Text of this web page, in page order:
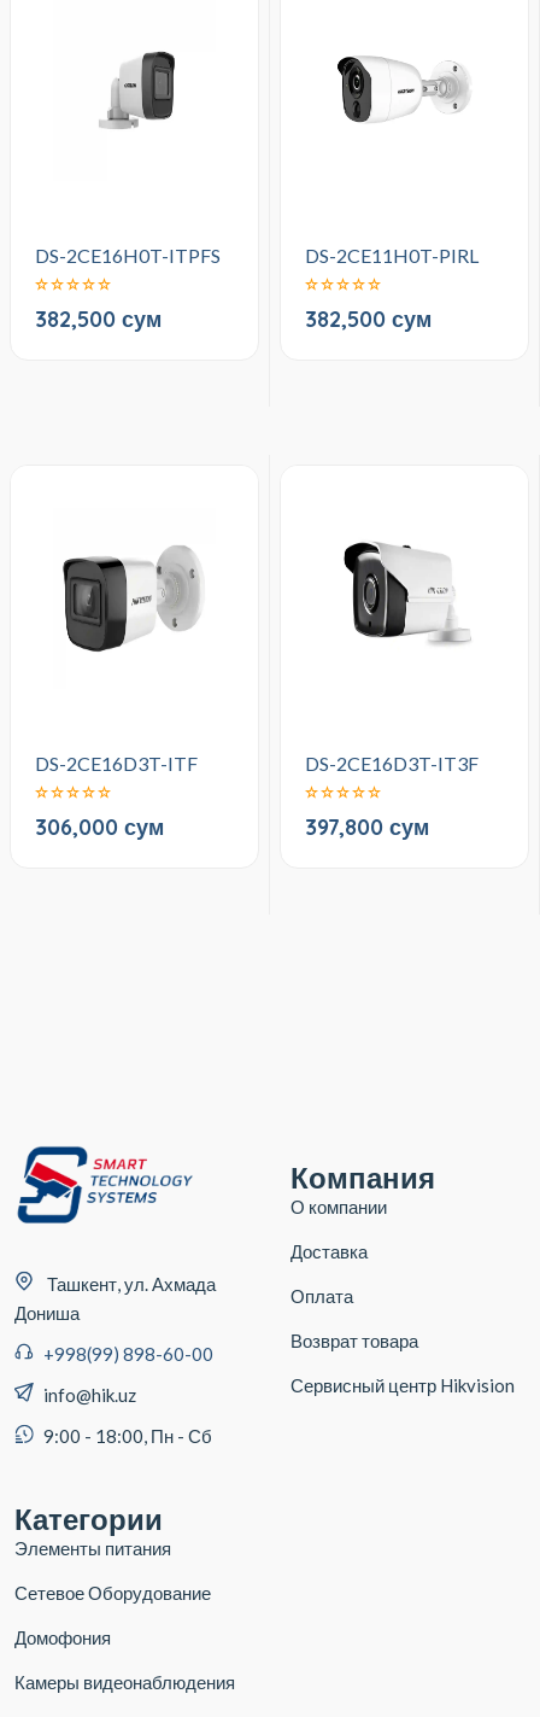
DS-2CE16H0T-ITPFS
382,500 сум
DS-2CE11H0T-PIRL
382,500 сум
DS-2CE16D3T-ITF
306,000 сум
DS-2CE16D3T-IT3F
397,800 сум
Ташкент, ул. Ахмада
Дониша
+998(99) 898-60-00
info@hik.uz
9:00 - 18:00, Пн - Сб
Компания
О компании
Доставка
Оплата
Возврат товара
Сервисный центр Hikvision
Категории
Элементы питания
Сетевое Оборудование
Домофония
Камеры видеонаблюдения